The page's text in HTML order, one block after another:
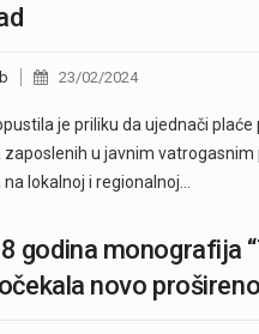
23/02/2024
je priliku da ujednači
u javnim
lokalnoj i regionalnoj…
godina monografija
novo